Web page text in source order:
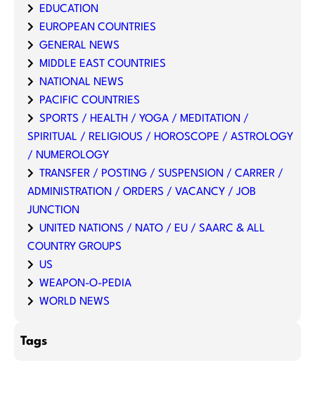
EDUCATION
EUROPEAN COUNTRIES
GENERAL NEWS
MIDDLE EAST COUNTRIES
NATIONAL NEWS
PACIFIC COUNTRIES
SPORTS / HEALTH / YOGA / MEDITATION /
SPIRITUAL / RELIGIOUS / HOROSCOPE / ASTROLOGY
/ NUMEROLOGY
TRANSFER / POSTING / SUSPENSION / CARRER /
ADMINISTRATION / ORDERS / VACANCY / JOB
JUNCTION
UNITED NATIONS / NATO / EU / SAARC & ALL
COUNTRY GROUPS
US
WEAPON-O-PEDIA
WORLD NEWS
Tags